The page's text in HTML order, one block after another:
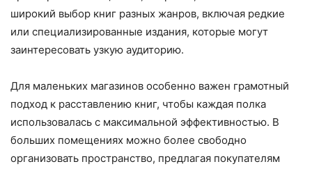
широкий выбор книг разных жанров, включая редкие
или специализированные издания, которые могут
заинтересовать узкую аудиторию.
Для маленьких магазинов особенно важен грамотный
подход к расставлению книг, чтобы каждая полка
использовалась с максимальной эффективностью. В
больших помещениях можно более свободно
организовать пространство, предлагая покупателям